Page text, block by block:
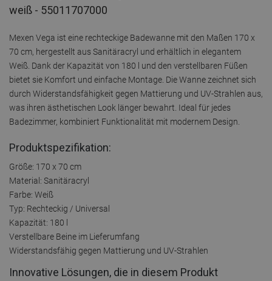
weiß - 55011707000
Mexen Vega ist eine rechteckige Badewanne mit den Maßen 170 x
70 cm, hergestellt aus Sanitäracryl und erhältlich in elegantem
Weiß. Dank der Kapazität von 180 l und den verstellbaren Füßen
bietet sie Komfort und einfache Montage. Die Wanne zeichnet sich
durch Widerstandsfähigkeit gegen Mattierung und UV-Strahlen aus,
was ihren ästhetischen Look länger bewahrt. Ideal für jedes
Badezimmer, kombiniert Funktionalität mit modernem Design.
Produktspezifikation:
Größe: 170 x 70 cm
Material: Sanitäracryl
Farbe: Weiß
Typ: Rechteckig / Universal
Kapazität: 180 l
Verstellbare Beine im Lieferumfang
Widerstandsfähig gegen Mattierung und UV-Strahlen
Innovative Lösungen, die in diesem Produkt